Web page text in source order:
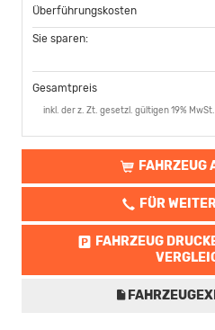
Überführungskosten
Sie sparen:
Gesamtpreis
inkl. der z. Zt. gesetzl. gültigen 19%
FAHRZEUG
FÜR
FAHRZEUG